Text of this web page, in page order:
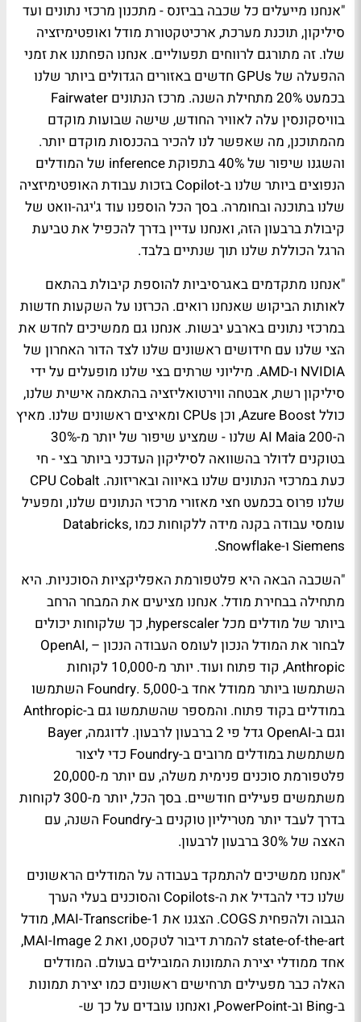
"אנחנו מייעלים כל שכבה בביזנס - מתכנון מרכזי נתונים ועד
סיליקון, תוכנת מערכת, ארכיטקטורת מודל ואופטימיזציה
שלו. זה מתורגם לרווחים תפעוליים. אנחנו הפחתנו את זמני
ההפעלה של GPUs חדשים באזורים הגדולים ביותר שלנו
בכמעט 20% מתחילת השנה. מרכז הנתונים Fairwater
בוויסקונסין עלה לאוויר החודש, שישה שבועות מוקדם
מהמתוכנן, מה שאפשר לנו להכיר בהכנסות מוקדם יותר.
והשגנו שיפור של 40% בתפוקת inference של המודלים
הנפוצים ביותר שלנו ב-Copilot בזכות עבודת האופטימיזציה
שלנו בתוכנה ובחומרה. בסך הכל הוספנו עוד ג'יגה-וואט של
קיבולת ברבעון הזה, ואנחנו עדיין בדרך להכפיל את טביעת
הרגל הכוללת שלנו תוך שנתיים בלבד.
"אנחנו מתקדמים באגרסיביות להוספת קיבולת בהתאם
לאותות הביקוש שאנחנו רואים. הכרזנו על השקעות חדשות
במרכזי נתונים בארבע יבשות. אנחנו גם ממשיכים לחדש את
הצי שלנו עם חידושים ראשונים שלנו לצד הדור האחרון של
NVIDIA ו-AMD. מיליוני שרתים בצי שלנו מופעלים על ידי
סיליקון רשת, אבטחה ווירטואליזציה בהתאמה אישית שלנו,
כולל Azure Boost, וכן CPUs ומאיצים ראשונים שלנו. מאיץ
ה-AI Maia 200 שלנו - שמציע שיפור של יותר מ-30%
בטוקנים לדולר בהשוואה לסיליקון העדכני ביותר בצי - חי
כעת במרכזי הנתונים שלנו באיווה ובאריזונה. CPU Cobalt
שלנו פרוס בכמעט חצי מאזורי מרכזי הנתונים שלנו, ומפעיל
עומסי עבודה בקנה מידה ללקוחות כמו Databricks,
Siemens ו-Snowflake.
"השכבה הבאה היא פלטפורמת האפליקציות הסוכניות. היא
מתחילה בבחירת מודל. אנחנו מציעים את המבחר הרחב
ביותר של מודלים מכל hyperscaler, כך שלקוחות יכולים
לבחור את המודל הנכון לעומס העבודה הנכון – OpenAI,
Anthropic, קוד פתוח ועוד. יותר מ-10,000 לקוחות
השתמשו ביותר ממודל אחד ב-Foundry. 5,000 השתמשו
במודלים בקוד פתוח. והמספר שהשתמשו גם ב-Anthropic
וגם ב-OpenAI גדל פי 2 ברבעון לרבעון. לדוגמה, Bayer
משתמשת במודלים מרובים ב-Foundry כדי ליצור
פלטפורמת סוכנים פנימית משלה, עם יותר מ-20,000
משתמשים פעילים חודשיים. בסך הכל, יותר מ-300 לקוחות
בדרך לעבד יותר מטריליון טוקנים ב-Foundry השנה, עם
האצה של 30% ברבעון לרבעון.
"אנחנו ממשיכים להתמקד בעבודה על המודלים הראשונים
שלנו כדי להבדיל את ה-Copilots והסוכנים בעלי הערך
הגבוה ולהפחית COGS. הצגנו את MAI-Transcribe-1, מודל
state-of-the-art להמרת דיבור לטקסט, ואת MAI-Image 2,
אחד ממודלי יצירת התמונות המובילים בעולם. המודלים
האלה כבר מפעילים תרחישים ראשונים כמו יצירת תמונות
ב-Bing וב-PowerPoint, ואנחנו עובדים על כך ש-